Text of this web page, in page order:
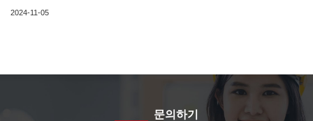
2024-11-05
문의하기